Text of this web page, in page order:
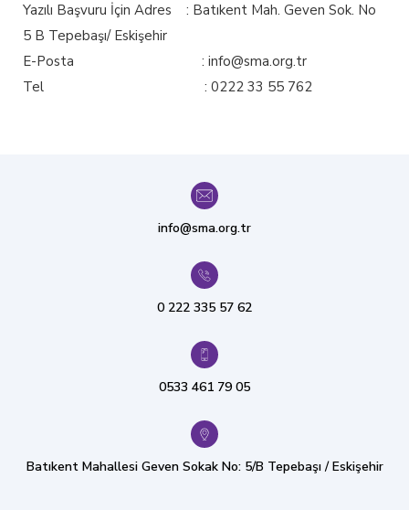
Yazılı Başvuru İçin Adres : Batıkent Mah. Geven Sok. No
5 B Tepebaşı/ Eskişehir
E-Posta : info@sma.org.tr
Tel : 0222 33 55 762
info@sma.org.tr
0 222 335 57 62
0533 461 79 05
Batıkent Mahallesi Geven Sokak No: 5/B Tepebaşı / Eskişehir